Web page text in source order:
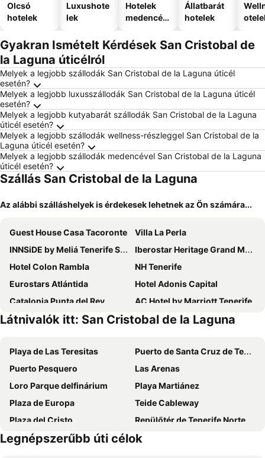
Olcsó
hotelek
Luxushote
lek
Hotelek
medencév
Állatbarát
hotelek
Gyakran Ismételt Kérdések San Cristobal de
la Laguna úticélról
Melyek a legjobb szállodák San Cristobal de la Laguna úticél
esetén?
Melyek a legjobb luxusszállodák San Cristobal de la Laguna úticél
esetén?
Melyek a legjobb kutyabarát szállodák San Cristobal de la Laguna
úticél esetén?
Melyek a legjobb szállodák wellness-részleggel San Cristobal de la
Laguna úticél esetén?
Melyek a legjobb szállodák medencével San Cristobal de la Laguna
úticél esetén?
Szállás San Cristobal de la Laguna
Az alábbi szálláshelyek is érdekesek lehetnek az Ön számára...
Guest House Casa Tacoronte
Villa La Perla
INNSiDE by Meliá Tenerife Santa Cruz
Iberostar Heritage Grand Mencey
Hotel Colon Rambla
NH Tenerife
Eurostars Atlántida
Hotel Adonis Capital
Catalonia Punta del Rey
AC Hotel by Marriott Tenerife
Casa Kilig
Casapatrizia Appartamento compartido
La Laguna Gran Hotel
Hotel Horizonte
Nava Suites
Barceló Santa Cruz Contemporáneo
Hotel Nautico
Hotel Las Cañadas
Hotel Taburiente
Hotel Principe Paz
Hotel Emblemático Hi Suites
Haciendas del Valle - Las Kentias
Hotel Escuela Santa Cruz
Radazul Marina Seafront 12
Látnivalók itt: San Cristobal de la Laguna
Playa de Las Teresitas
Puerto de Santa Cruz de Tenerife
Puerto Pesquero
Las Arenas
Loro Parque delfinárium
Playa Martiánez
Plaza de Europa
Teide Cableway
Plaza del Cristo
Repülőtér de Tenerife Norte
Playa Jardín
Teide National Park
Legnépszerűbb úti célok